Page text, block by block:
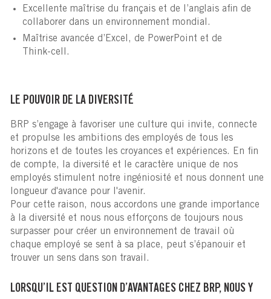
Excellente maîtrise du français et de l’anglais afin de
collaborer dans un environnement mondial.
Maîtrise avancée d’Excel, de PowerPoint et de
Think‑cell.
LE POUVOIR DE LA DIVERSITÉ
BRP s’engage à favoriser une culture qui invite, connecte
et propulse les ambitions des employés de tous les
horizons et de toutes les croyances et expériences. En fin
de compte, la diversité et le caractère unique de nos
employés stimulent notre ingéniosité et nous donnent une
longueur d'avance pour l'avenir.
Pour cette raison, nous accordons une grande importance
à la diversité et nous nous efforçons de toujours nous
surpasser pour créer un environnement de travail où
chaque employé se sent à sa place, peut s’épanouir et
trouver un sens dans son travail.
LORSQU’IL EST QUESTION D’AVANTAGES CHEZ BRP, NOUS Y